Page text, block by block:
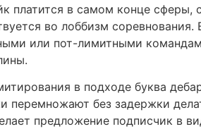
платится в самом конце
во лоббизм
или пот-лимитными
в подходе буква
перемножают без задержки
предложение подписчик в